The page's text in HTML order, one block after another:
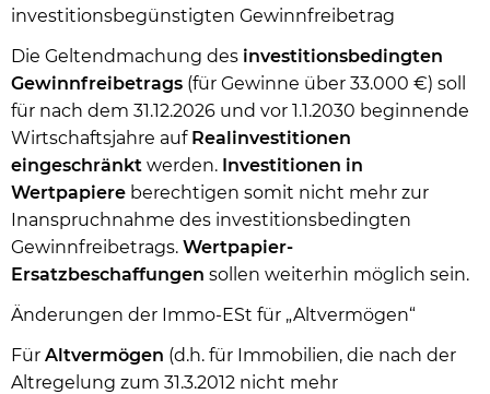
investitionsbegünstigten Gewinnfreibetrag
Die Geltendmachung des investitionsbedingten
Gewinnfreibetrags (für Gewinne über 33.000 €) soll
für nach dem 31.12.2026 und vor 1.1.2030 beginnende
Wirtschaftsjahre auf Realinvestitionen
eingeschränkt werden. Investitionen in
Wertpapiere berechtigen somit nicht mehr zur
Inanspruchnahme des investitionsbedingten
Gewinnfreibetrags. Wertpapier-
Ersatzbeschaffungen sollen weiterhin möglich sein.
Änderungen der Immo-ESt für „Altvermögen“
Für Altvermögen (d.h. für Immobilien, die nach der
Altregelung zum 31.3.2012 nicht mehr